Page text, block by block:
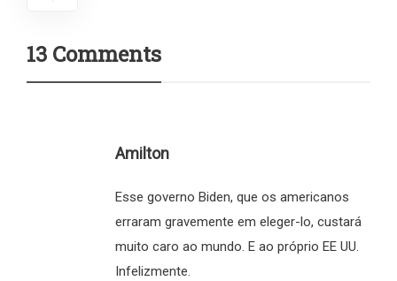
13 Comments
Amilton
Esse governo Biden, que os americanos
erraram gravemente em eleger-lo, custará
muito caro ao mundo. E ao próprio EE UU.
Infelizmente.